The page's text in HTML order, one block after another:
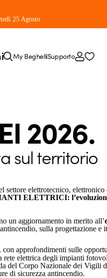
25 Agosto
My BeghelliSupporto
2026.
sul territorio
settore elettrotecnico, elettronico
ELETTRICI:
un aggiornamento in merito all’
sulla progettazione e
approfondimenti sulle
rete elettrica degli impianti
del Corpo Nazionale dei Vigili
di sicurezza antincendio.